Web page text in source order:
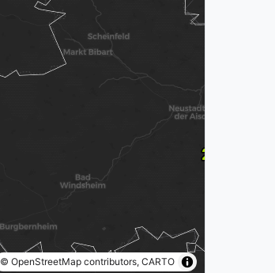
© OpenStreetMap contributors, CARTO